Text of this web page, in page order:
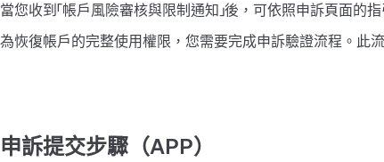
當您收到「帳戶風險審核與限制通知」後，可依照申訴頁面的
為恢復帳戶的完整使用權限，您需要完成申訴驗證流程。此
申訴提交步驟（APP）